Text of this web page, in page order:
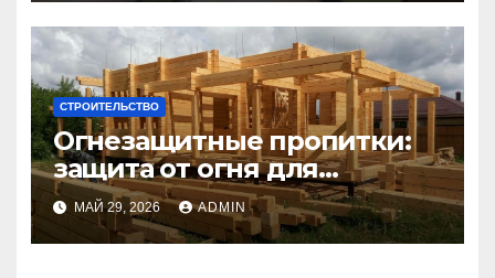
СТРОИТЕЛЬСТВО
Огнезащитные пропитки:
защита от огня для
материалов и конструкций
МАЙ 29, 2026 ADMIN